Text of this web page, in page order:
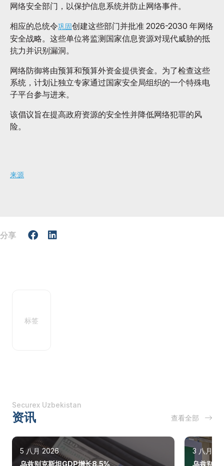
网络安全部门，以保护信息系统并防止网络事件。
相应的总统令巩固创建这些部门并批准 2026-2030 年网络
安全战略。这些单位将监测国家信息资源对现代威胁的抵
抗力并识别漏洞。
网络防御将由预算和预算外资金提供资金。为了检查这些
系统，计划让独立专家通过国家安全局组织的一个特殊电
子平台参与进来。
该倡议旨在提高政府资源的安全性并降低网络犯罪的风
险。
来源
分享
标签
Securex Uzbekistan
资讯 查看全部
5 八月 2026
乌兹别克斯坦GDP增长8.5%
3 八月
乌兹别克